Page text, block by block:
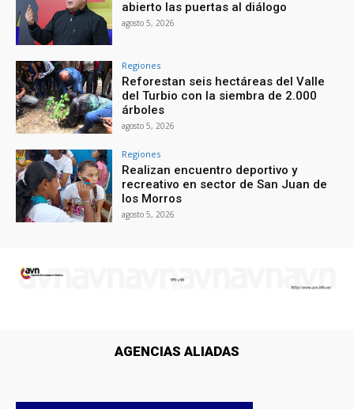
abierto las puertas al diálogo
agosto 5, 2026
Regiones
Reforestan seis hectáreas del Valle
del Turbio con la siembra de 2.000
árboles
agosto 5, 2026
Regiones
Realizan encuentro deportivo y
recreativo en sector de San Juan de
los Morros
agosto 5, 2026
AGENCIAS ALIADAS